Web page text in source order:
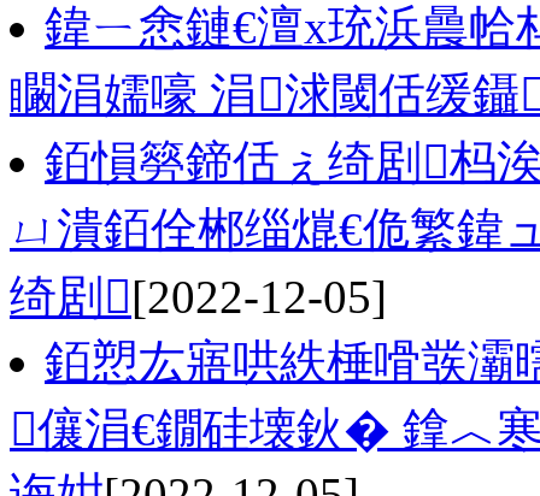
鍏ㄧ悆鏈€澶х珫浜曟
矙涓嬬嚎 涓浗閾佸缓鑷
銆愪簩鍗佸ぇ绮剧杩
ㄩ潰銆佺郴缁熴€佹繁鍏
绮剧[2022-12-05]
銆愬厷寤哄紩棰嗗彂灞
儴涓€鐗硅壊鈥� 鎿︿